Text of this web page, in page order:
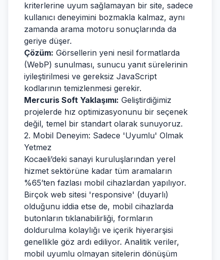
kriterlerine uyum sağlamayan bir site, sadece
kullanıcı deneyimini bozmakla kalmaz, aynı
zamanda arama motoru sonuçlarında da
geriye düşer.
Çözüm: Görsellerin yeni nesil formatlarda
(WebP) sunulması, sunucu yanıt sürelerinin
iyileştirilmesi ve gereksiz JavaScript
kodlarının temizlenmesi gerekir.
Mercuris Soft Yaklaşımı: Geliştirdiğimiz
projelerde hız optimizasyonunu bir seçenek
değil, temel bir standart olarak sunuyoruz.
2. Mobil Deneyim: Sadece 'Uyumlu' Olmak
Yetmez
Kocaeli’deki sanayi kuruluşlarından yerel
hizmet sektörüne kadar tüm aramaların
%65’ten fazlası mobil cihazlardan yapılıyor.
Birçok web sitesi 'responsive' (duyarlı)
olduğunu iddia etse de, mobil cihazlarda
butonların tıklanabilirliği, formların
doldurulma kolaylığı ve içerik hiyerarşisi
genellikle göz ardı ediliyor. Analitik veriler,
mobil uyumlu olmayan sitelerin dönüşüm